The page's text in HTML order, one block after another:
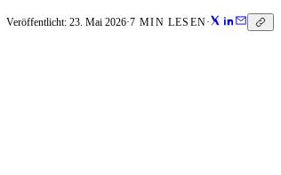
Veröffentlicht: 23. Mai 2026·7 MIN LESEN·